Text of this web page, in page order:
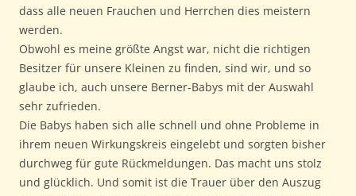
dass alle neuen Frauchen und Herrchen dies meistern
werden.
Obwohl es meine größte Angst war, nicht die richtigen
Besitzer für unsere Kleinen zu finden, sind wir, und so
glaube ich, auch unsere Berner-Babys mit der Auswahl
sehr zufrieden.
Die Babys haben sich alle schnell und ohne Probleme in
ihrem neuen Wirkungskreis eingelebt und sorgten bisher
durchweg für gute Rückmeldungen. Das macht uns stolz
und glücklich. Und somit ist die Trauer über den Auszug